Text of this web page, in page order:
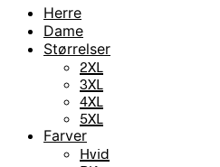
Herre
Dame
Størrelser
2XL
3XL
4XL
5XL
Farver
Hvid